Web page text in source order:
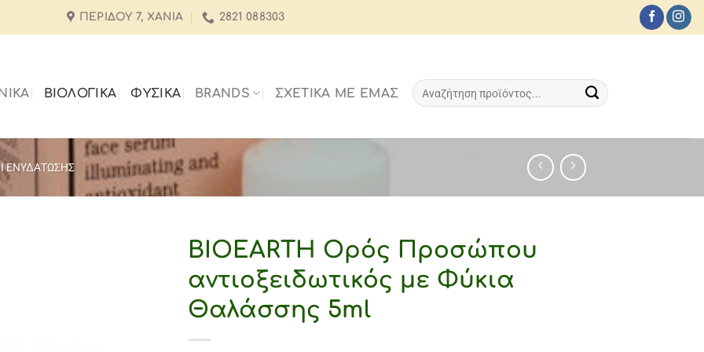
ΠΕΡΊΔΟΥ 7, ΧΑΝΙΆ 2821 088303
ΒΙΟΛΟΓΙΚΑ ΦΥΣΙΚΑ BRANDS ΣΧΕΤΙΚΆ ΜΕ ΕΜΆΣ
Αναζήτηση
για:
ΕΝΥΔΑΤΩΣΗΣ
BIOEARTH Ορός Προσώπου
αντιοξειδωτικός με Φύκια
Θαλάσσης 5ml